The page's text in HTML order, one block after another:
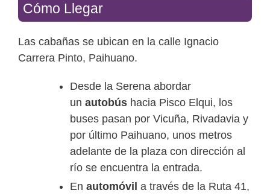
Cómo Llegar
Las cabañas se ubican en la calle Ignacio
Carrera Pinto, Paihuano.
Desde la Serena abordar
un autobús hacia Pisco Elqui, los
buses pasan por Vicuña, Rivadavia y
por último Paihuano, unos metros
adelante de la plaza con dirección al
río se encuentra la entrada.
En automóvil a través de la Ruta 41,